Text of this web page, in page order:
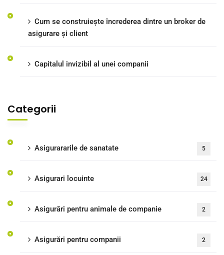
Cum se construiește încrederea dintre un broker de
asigurare și client
Capitalul invizibil al unei companii
Categorii
Asigurararile de sanatate 5
Asigurari locuinte 24
Asigurări pentru animale de companie 2
Asigurări pentru companii 2